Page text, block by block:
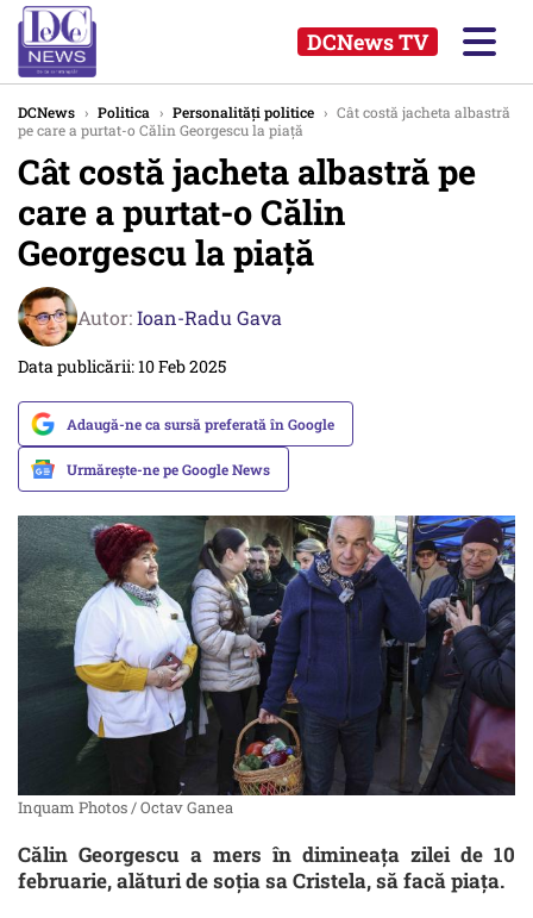
DCNews TV
DCNews › Politica › Personalități politice › Cât costă jacheta albastră
pe care a purtat-o Călin Georgescu la piață
Cât costă jacheta albastră pe
care a purtat-o Călin
Georgescu la piață
Autor:Ioan-Radu Gava
Data publicării: 10 Feb 2025
Adaugă-ne ca sursă preferată în Google
Urmărește-ne pe Google News
Inquam Photos / Octav Ganea
Călin Georgescu a mers în dimineața zilei de 10
februarie, alături de soția sa Cristela, să facă piața.